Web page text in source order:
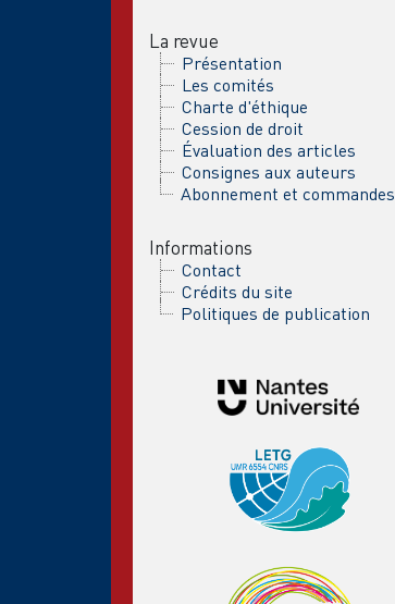
La revue
Présentation
Les comités
Charte d'éthique
Cession de droit
Évaluation des articles
Consignes aux auteurs
Abonnement et commandes
Informations
Contact
Crédits du site
Politiques de publication